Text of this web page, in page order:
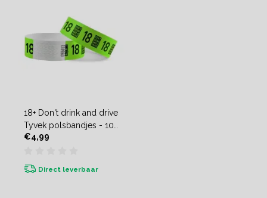
18+ Don't drink and drive
Tyvek polsbandjes - 100
stuks
€4,99
Direct leverbaar